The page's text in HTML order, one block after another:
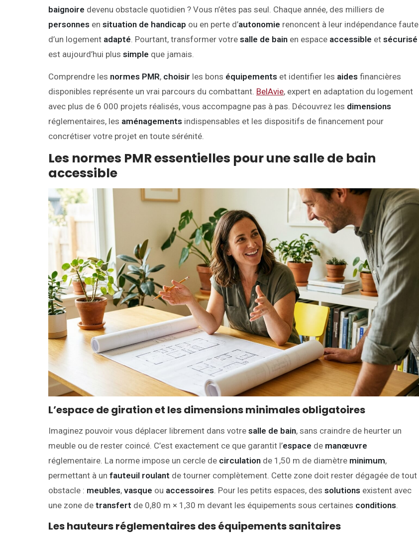
baignoire devenu obstacle quotidien ? Vous n’êtes pas seul. Chaque année, des milliers de
personnes en situation de handicap ou en perte d’autonomie renoncent à leur indépendance faute
d’un logement adapté. Pourtant, transformer votre salle de bain en espace accessible et sécurisé
est aujourd’hui plus simple que jamais.
Comprendre les normes PMR, choisir les bons équipements et identifier les aides financières
disponibles représente un vrai parcours du combattant. BelAvie, expert en adaptation du logement
avec plus de 6 000 projets réalisés, vous accompagne pas à pas. Découvrez les dimensions
réglementaires, les aménagements indispensables et les dispositifs de financement pour
concrétiser votre projet en toute sérénité.
Les normes PMR essentielles pour une salle de bain
accessible
L’espace de giration et les dimensions minimales obligatoires
Imaginez pouvoir vous déplacer librement dans votre salle de bain, sans craindre de heurter un
meuble ou de rester coincé. C’est exactement ce que garantit l’espace de manœuvre
réglementaire. La norme impose un cercle de circulation de 1,50 m de diamètre minimum,
permettant à un fauteuil roulant de tourner complètement. Cette zone doit rester dégagée de tout
obstacle : meubles, vasque ou accessoires. Pour les petits espaces, des solutions existent avec
une zone de transfert de 0,80 m × 1,30 m devant les équipements sous certaines conditions.
Les hauteurs réglementaires des équipements sanitaires